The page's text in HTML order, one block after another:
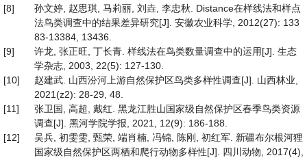
[8]
孙文婷, 赵思琪, 马莉丽, 刘垚, 李忠秋. Distance在样线法和样点
法鸟类调查中的结果差异研究[J]. 安徽农业科学, 2012(27): 133
83-13384, 13436.
[9]
许龙, 张正旺, 丁长青. 样线法在鸟类数量调查中的运用[J]. 生态
学杂志, 2003, 22(5): 127-130.
[10]
赵建武. 山西汾河上游自然保护区鸟类多样性调查[J]. 山西林业,
2021(z2): 28-29, 48.
[11]
张卫国, 高超, 戴红. 黑龙江胜山国家级自然保护区春季鸟类资源
调查[J]. 黑河学院学报, 2021, 12(9): 186-188.
[12]
吴兵, 初雯雯, 甄荣, 端肖楠, 冯锦, 陈刚, 初红军. 新疆布尔根河狸
国家级自然保护区两栖和爬行动物多样性[J]. 四川动物, 2017(4),